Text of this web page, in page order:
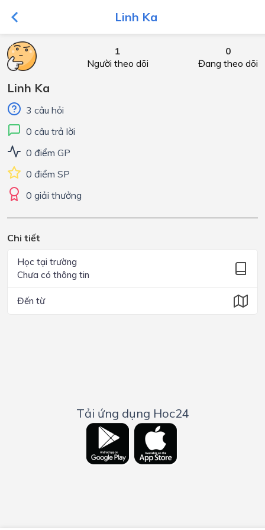
Linh Ka
1
Người theo dõi
0
Đang theo dõi
Linh Ka
3 câu hỏi
0 câu trả lời
0 điểm GP
0 điểm SP
0 giải thưởng
Chi tiết
Học tại trường
Chưa có thông tin
Đến từ
Tải ứng dụng Hoc24